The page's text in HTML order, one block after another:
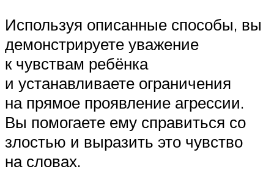
Используя описанные способы, вы
демонстрируете уважение
к чувствам ребёнка
и устанавливаете ограничения
на прямое проявление агрессии.
Вы помогаете ему справиться со
злостью и выразить это чувство
на словах.